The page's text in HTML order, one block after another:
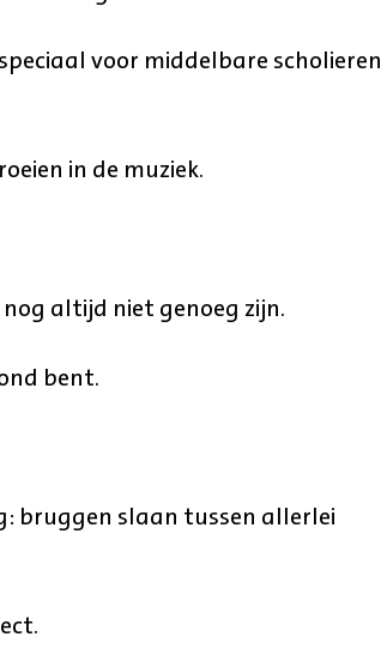
voor middelbare scholieren
in de muziek.
altijd niet genoeg zijn.
bent.
bruggen slaan tussen allerlei